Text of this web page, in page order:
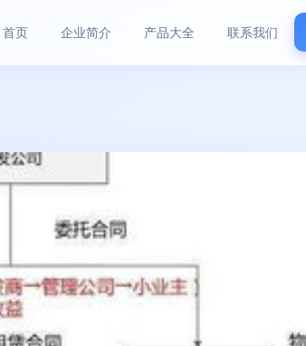
首页 企业简介 产品大全 联系我们